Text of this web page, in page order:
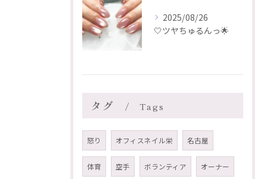
2025/08/26
🤍ツヤちゅるんっ🌟
タグ Tags
怒り オフィスネイル栄 名古屋
体育 空手 ボランティア オーナー